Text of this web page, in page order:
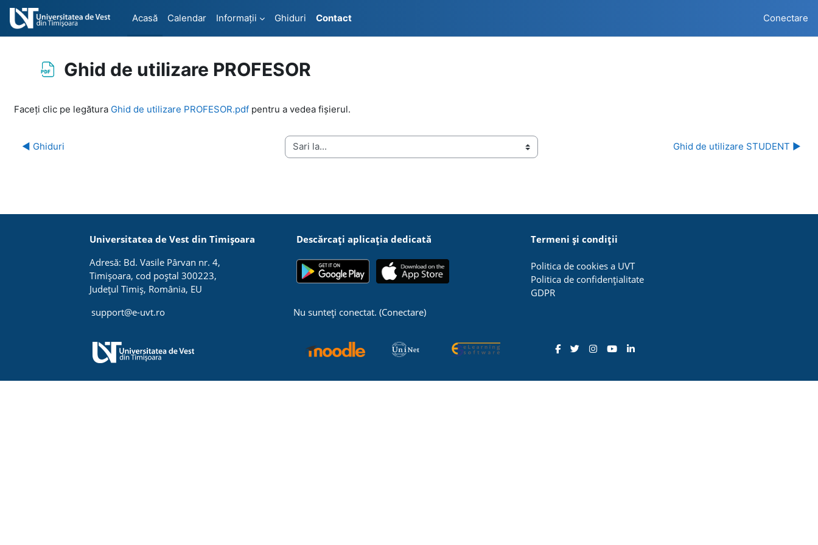
Sari la conţinutul principal
Acasă
Calendar Informații Ghiduri Contact Conectare
Ghid de utilizare PROFESOR
Faceți clic pe legătura Ghid de utilizare PROFESOR.pdf pentru a vedea fișierul.
◀︎ Ghiduri Sari la... Ghid de utilizare STUDENT ▶︎
Universitatea de Vest din Timișoara
Adresă: Bd. Vasile Pârvan nr. 4,
Timișoara, cod poștal 300223,
Județul Timiș, România, EU
Descărcați aplicația dedicată Termeni și condiții
Politica de cookies a UVT
Politica de confidențialitate
GDPR
support@e-uvt.ro
Nu sunteți conectat. (Conectare)